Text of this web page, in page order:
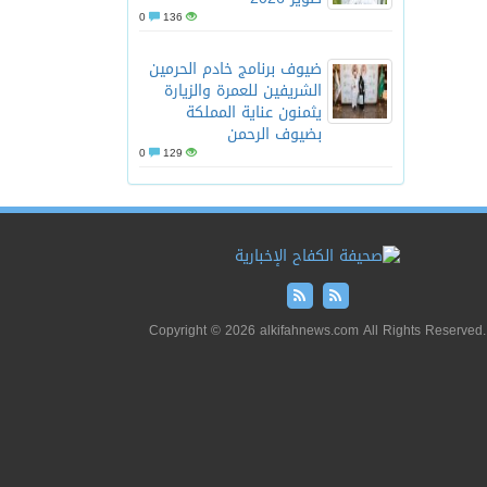
136
ضيوف برنامج خادم الحرمين
الشريفين للعمرة والزيارة
يثمنون عناية المملكة
بضيوف الرحمن
129
Copyright © 2026 alkifahnews.com All Rights Reserved.